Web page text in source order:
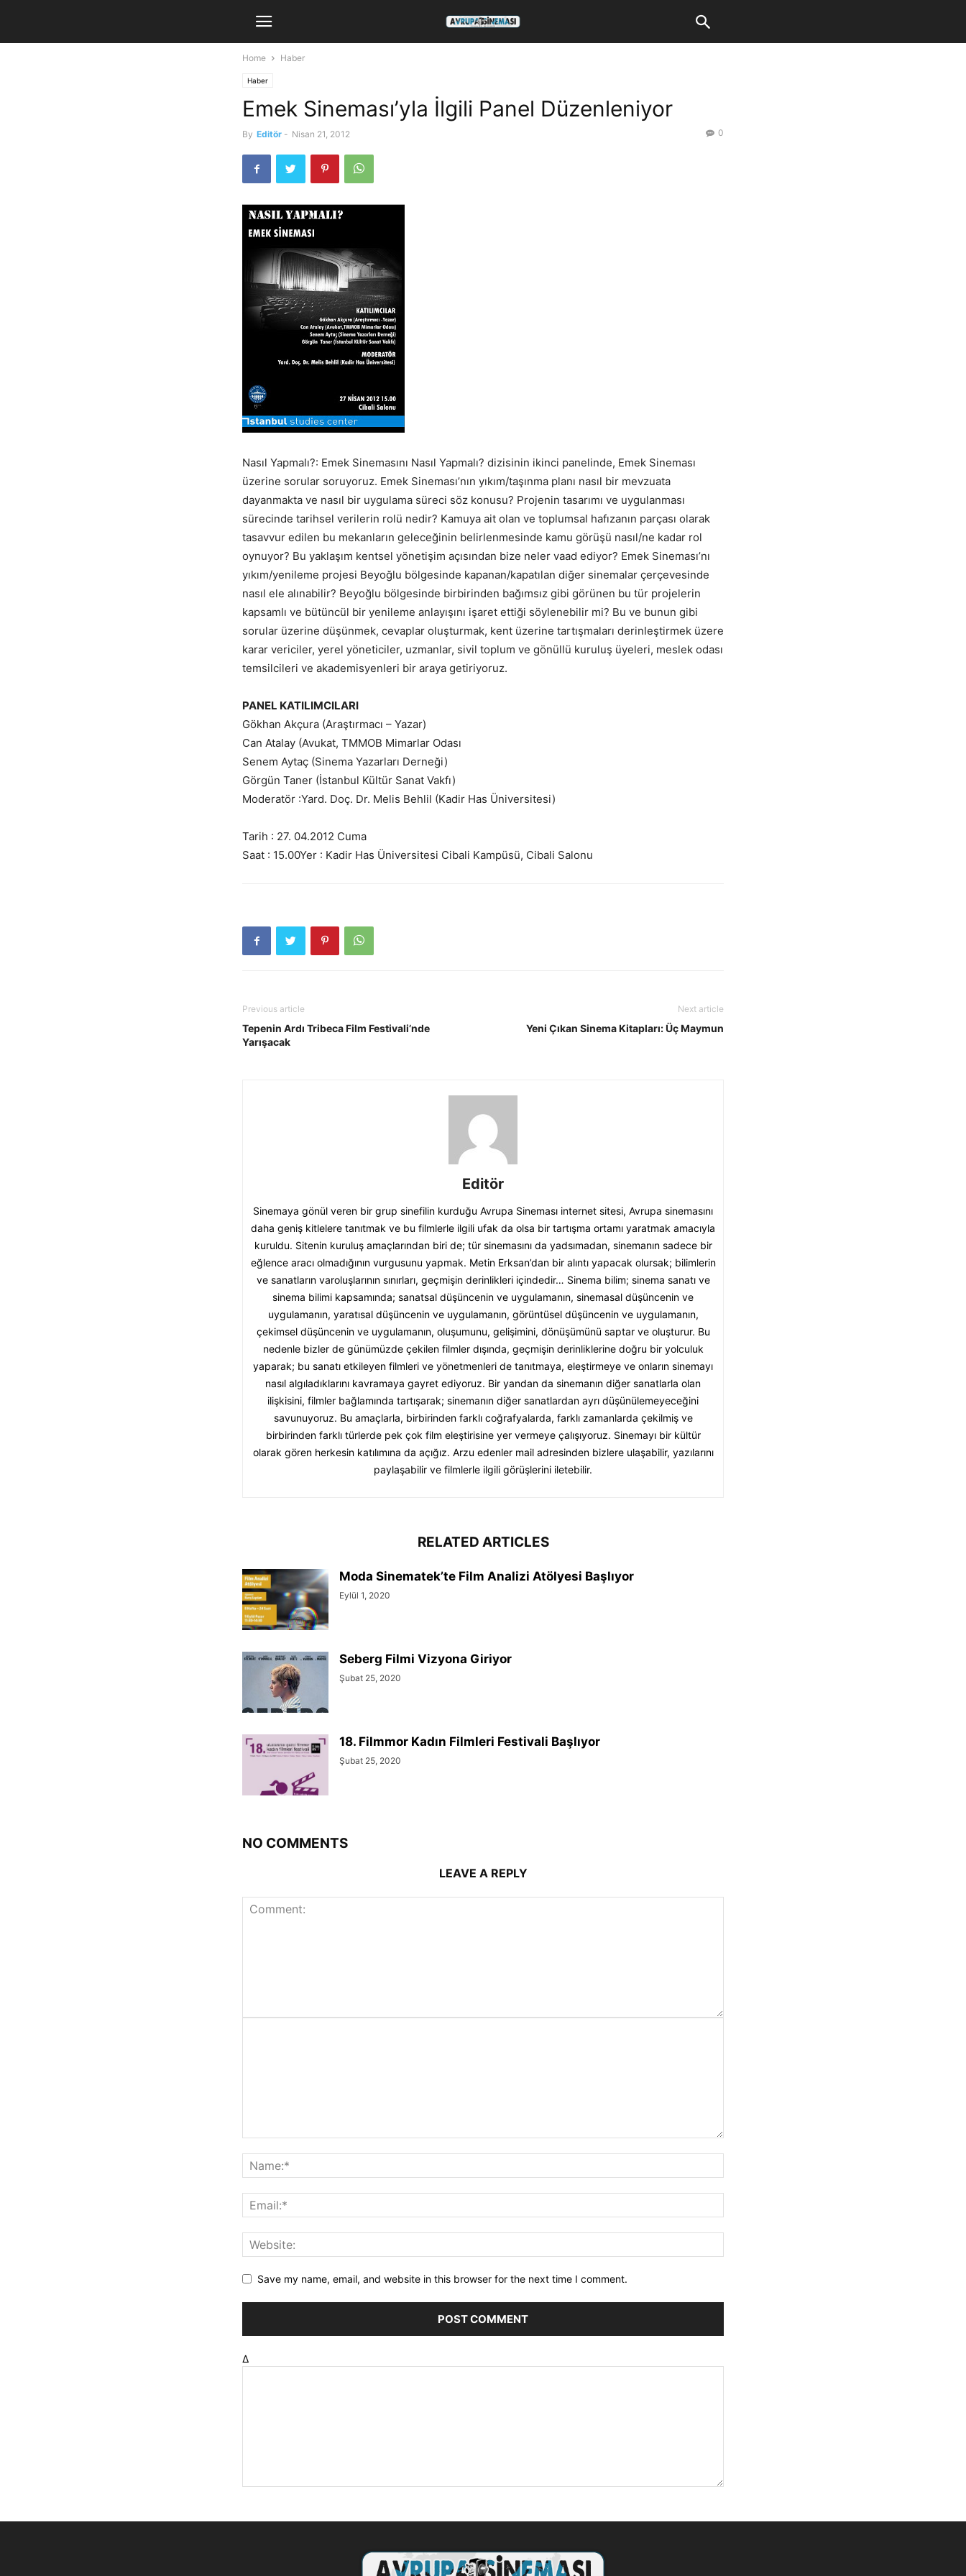
Home Haber
Haber
Emek Sineması’yla İlgili Panel Düzenleniyor
By Editör - Nisan 21, 2012 0
Nasıl Yapmalı?: Emek Sinemasını Nasıl Yapmalı? dizisinin ikinci panelinde, Emek Sineması
üzerine sorular soruyoruz. Emek Sineması’nın yıkım/taşınma planı nasıl bir mevzuata
dayanmakta ve nasıl bir uygulama süreci söz konusu? Projenin tasarımı ve uygulanması
sürecinde tarihsel verilerin rolü nedir? Kamuya ait olan ve toplumsal hafızanın parçası olarak
tasavvur edilen bu mekanların geleceğinin belirlenmesinde kamu görüşü nasıl/ne kadar rol
oynuyor? Bu yaklaşım kentsel yönetişim açısından bize neler vaad ediyor? Emek Sineması’nı
yıkım/yenileme projesi Beyoğlu bölgesinde kapanan/kapatılan diğer sinemalar çerçevesinde
nasıl ele alınabilir? Beyoğlu bölgesinde birbirinden bağımsız gibi görünen bu tür projelerin
kapsamlı ve bütüncül bir yenileme anlayışını işaret ettiği söylenebilir mi? Bu ve bunun gibi
sorular üzerine düşünmek, cevaplar oluşturmak, kent üzerine tartışmaları derinleştirmek üzere
karar vericiler, yerel yöneticiler, uzmanlar, sivil toplum ve gönüllü kuruluş üyeleri, meslek odası
temsilcileri ve akademisyenleri bir araya getiriyoruz.
PANEL KATILIMCILARI
Gökhan Akçura (Araştırmacı – Yazar)
Can Atalay (Avukat, TMMOB Mimarlar Odası
Senem Aytaç (Sinema Yazarları Derneği)
Görgün Taner (İstanbul Kültür Sanat Vakfı)
Moderatör :Yard. Doç. Dr. Melis Behlil (Kadir Has Üniversitesi)
Tarih : 27. 04.2012 Cuma
Saat : 15.00Yer : Kadir Has Üniversitesi Cibali Kampüsü, Cibali Salonu
Previous article
Tepenin Ardı Tribeca Film Festivali’nde
Yarışacak
Next article
Yeni Çıkan Sinema Kitapları: Üç Maymun
Editör
Sinemaya gönül veren bir grup sinefilin kurduğu Avrupa Sineması internet sitesi, Avrupa sinemasını
daha geniş kitlelere tanıtmak ve bu filmlerle ilgili ufak da olsa bir tartışma ortamı yaratmak amacıyla
kuruldu. Sitenin kuruluş amaçlarından biri de; tür sinemasını da yadsımadan, sinemanın sadece bir
eğlence aracı olmadığının vurgusunu yapmak. Metin Erksan’dan bir alıntı yapacak olursak; bilimlerin
ve sanatların varoluşlarının sınırları, geçmişin derinlikleri içindedir… Sinema bilim; sinema sanatı ve
sinema bilimi kapsamında; sanatsal düşüncenin ve uygulamanın, sinemasal düşüncenin ve
uygulamanın, yaratısal düşüncenin ve uygulamanın, görüntüsel düşüncenin ve uygulamanın,
çekimsel düşüncenin ve uygulamanın, oluşumunu, gelişimini, dönüşümünü saptar ve oluşturur. Bu
nedenle bizler de günümüzde çekilen filmler dışında, geçmişin derinliklerine doğru bir yolculuk
yaparak; bu sanatı etkileyen filmleri ve yönetmenleri de tanıtmaya, eleştirmeye ve onların sinemayı
nasıl algıladıklarını kavramaya gayret ediyoruz. Bir yandan da sinemanın diğer sanatlarla olan
ilişkisini, filmler bağlamında tartışarak; sinemanın diğer sanatlardan ayrı düşünülemeyeceğini
savunuyoruz. Bu amaçlarla, birbirinden farklı coğrafyalarda, farklı zamanlarda çekilmiş ve
birbirinden farklı türlerde pek çok film eleştirisine yer vermeye çalışıyoruz. Sinemayı bir kültür
olarak gören herkesin katılımına da açığız. Arzu edenler mail adresinden bizlere ulaşabilir, yazılarını
paylaşabilir ve filmlerle ilgili görüşlerini iletebilir.
RELATED ARTICLES
Moda Sinematek’te Film Analizi Atölyesi Başlıyor
Eylül 1, 2020
Seberg Filmi Vizyona Giriyor
Şubat 25, 2020
18. Filmmor Kadın Filmleri Festivali Başlıyor
Şubat 25, 2020
NO COMMENTS
LEAVE A REPLY
Save my name, email, and website in this browser for the next time I comment.
Δ